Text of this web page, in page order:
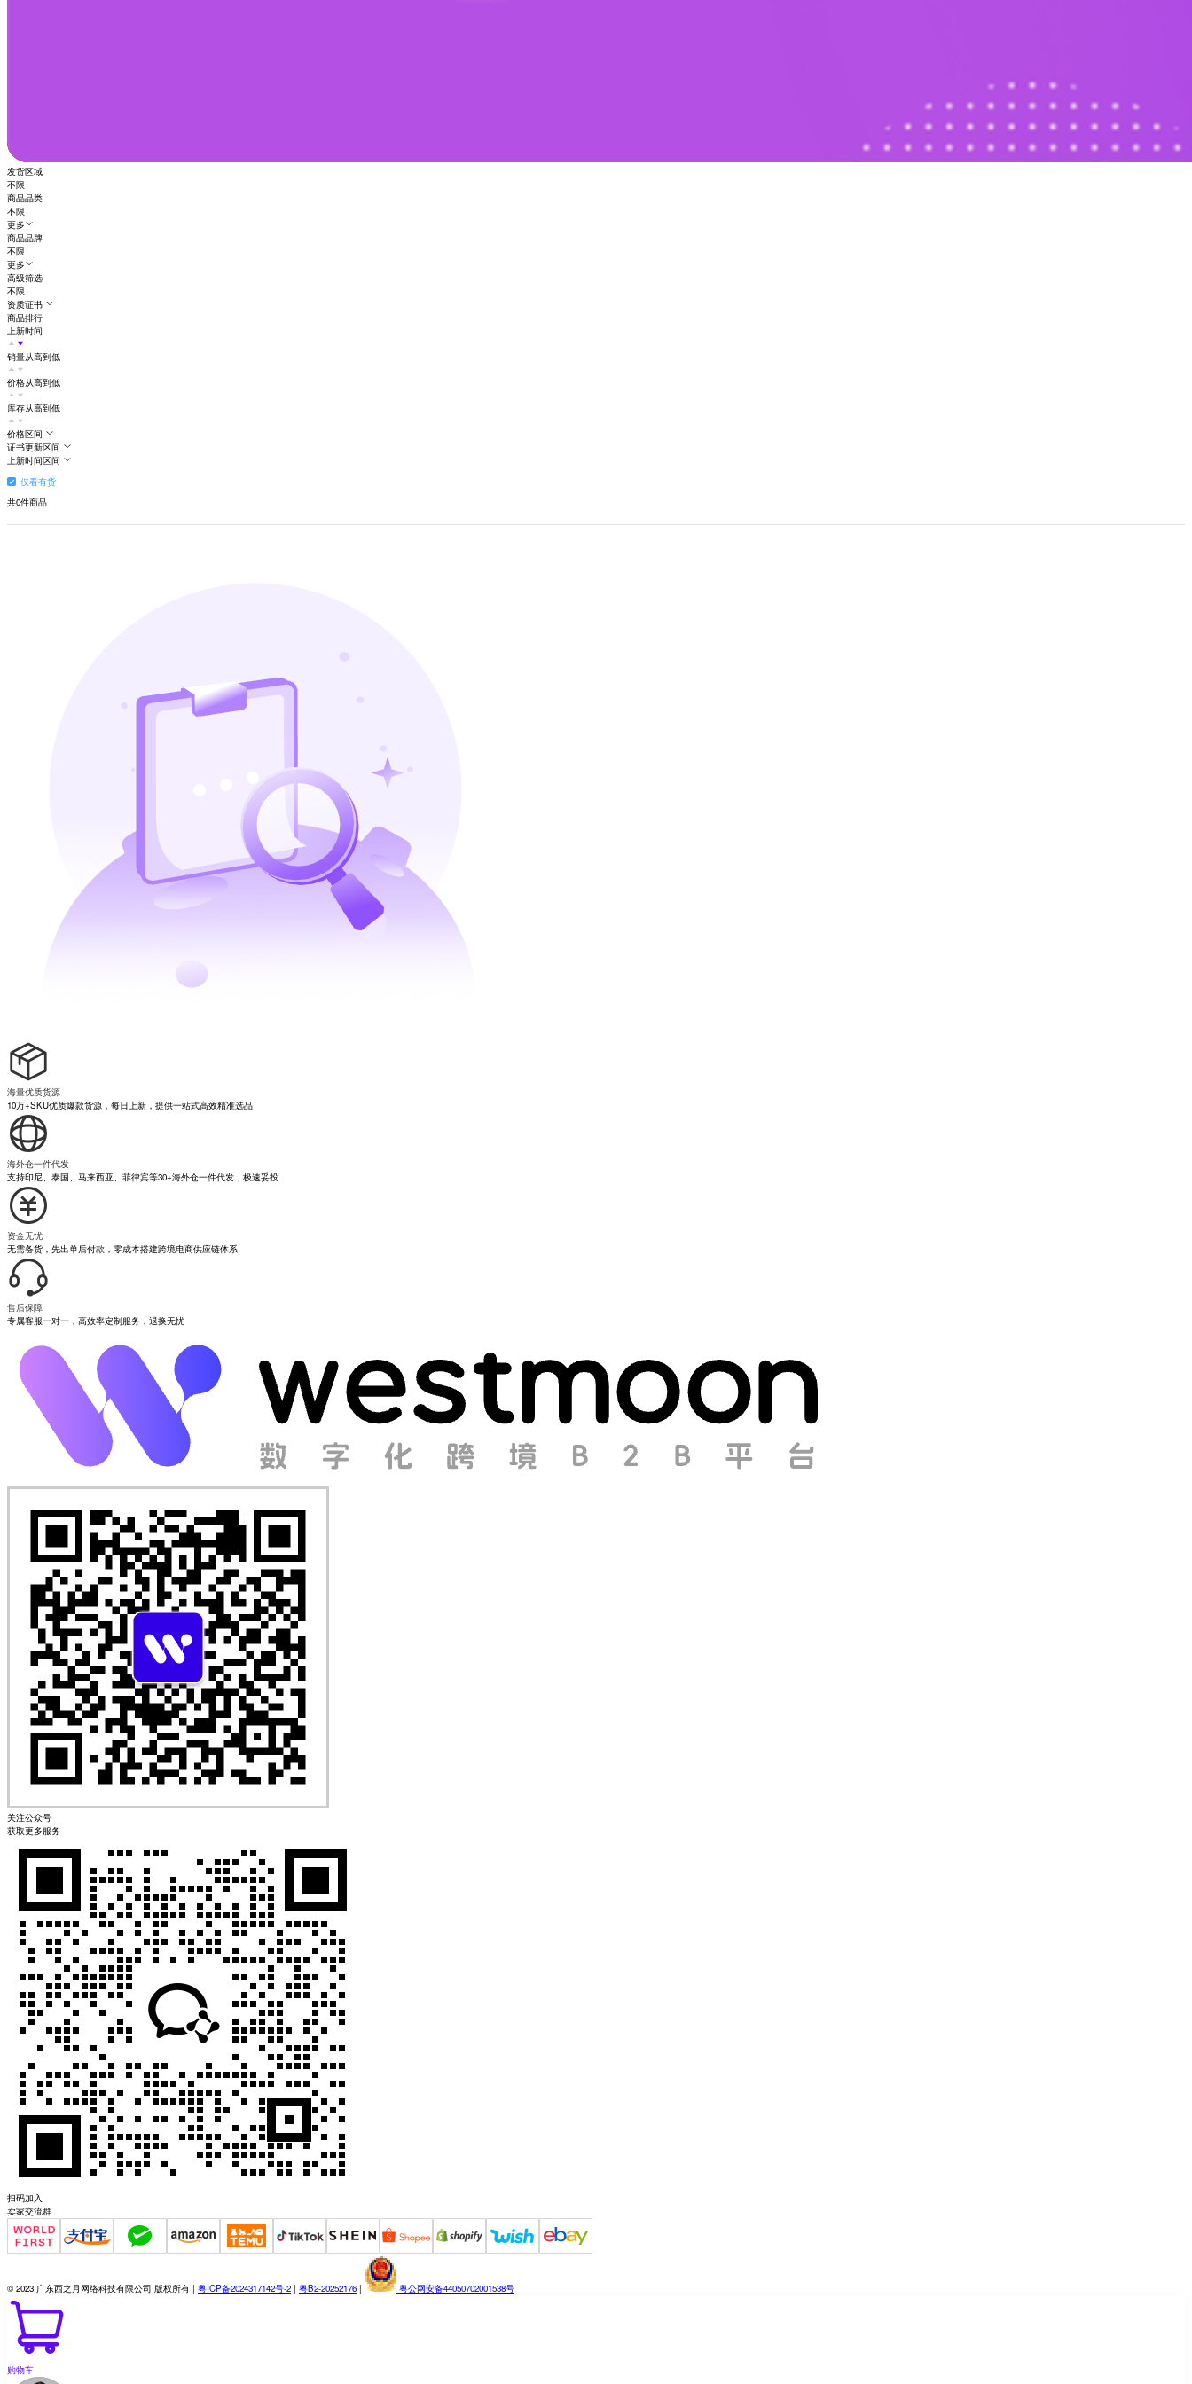
发货区域
不限
商品品类
不限
更多
商品品牌
不限
更多
高级筛选
不限
资质证书
商品排行
上新时间
销量从高到低
价格从高到低
库存从高到低
价格区间
证书更新区间
上新时间区间
仅看有货
共0件商品
海量优质货源
10万+SKU优质爆款货源，每日上新，提供一站式高效精准选品
海外仓一件代发
支持印尼、泰国、马来西亚、菲律宾等30+海外仓一件代发，极速妥投
资金无忧
无需备货，先出单后付款，零成本搭建跨境电商供应链体系
售后保障
专属客服一对一，高效率定制服务，退换无忧
关注公众号
获取更多服务
扫码加入
卖家交流群
© 2023 广东西之月网络科技有限公司 版权所有 | 粤ICP备2024317142号-2 | 粤B2-20252176 | 粤公网安备44050702001538号
购物车